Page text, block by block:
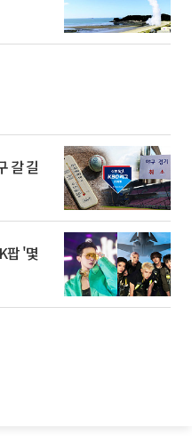
갈 길
팝 '몇